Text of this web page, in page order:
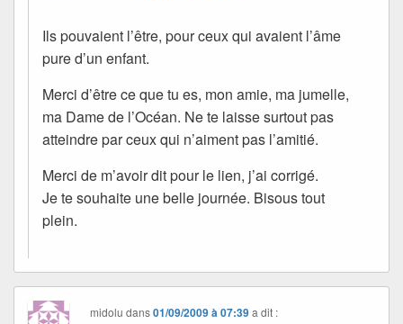
Ils pouvaient l’être, pour ceux qui avaient l’âme
pure d’un enfant.
Merci d’être ce que tu es, mon amie, ma jumelle,
ma Dame de l’Océan. Ne te laisse surtout pas
atteindre par ceux qui n’aiment pas l’amitié.
Merci de m’avoir dit pour le lien, j’ai corrigé.
Je te souhaite une belle journée. Bisous tout
plein.
midolu dans01/09/2009 à 07:39 a dit :